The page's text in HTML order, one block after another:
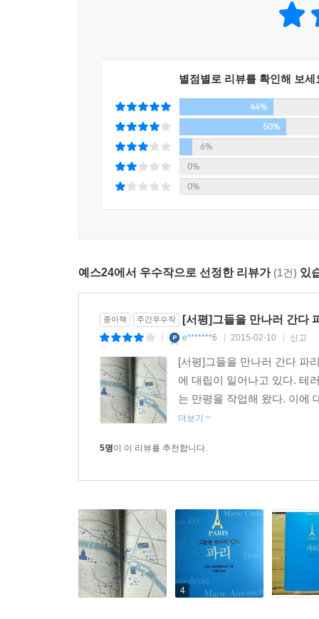
별점별로 리뷰를 확인해 보세
44%
50%
6%
0%
0%
예스24에서 우수작으로 선정한 리뷰가 (1건) 있
종이책 주간우수작 [서평]그들을 만나러 간다
e*******6 2015-02-10 신고
[서평]그들을 만나러 간다 파
에 대립이 일어나고 있다. 테
는 만평을 작업해 왔다. 이에
더보기
5명이 이 리뷰를 추천합니다.
4